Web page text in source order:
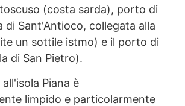
(costa sarda), porto di
di Sant'Antioco, collegata alla
un sottile istmo) e il porto di
di San Pietro).
Piana è
limpido e particolarmente